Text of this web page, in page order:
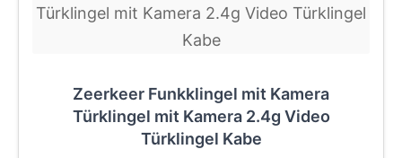
Zeerkeer Funkklingel mit Kamera
Türklingel mit Kamera 2.4g Video
Türklingel Kabe